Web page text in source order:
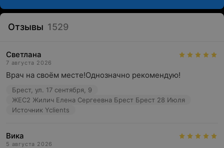
Отзывы 1529
Светлана
7 августа 2026
Врач на своём месте!Однозначно рекомендую!
Брест, ул. 17 сентября, 9
ЖЕС2 Жилич Елена Сергеевна Брест Брест 28 Июля
Источник Yclients
Вика
5 августа 2026